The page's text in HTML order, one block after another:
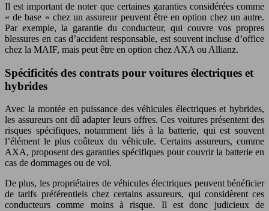
Il est important de noter que certaines garanties considérées comme
« de base » chez un assureur peuvent être en option chez un autre.
Par exemple, la garantie du conducteur, qui couvre vos propres
blessures en cas d’accident responsable, est souvent incluse d’office
chez la MAIF, mais peut être en option chez AXA ou Allianz.
Spécificités des contrats pour voitures électriques et
hybrides
Avec la montée en puissance des véhicules électriques et hybrides,
les assureurs ont dû adapter leurs offres. Ces voitures présentent des
risques spécifiques, notamment liés à la batterie, qui est souvent
l’élément le plus coûteux du véhicule. Certains assureurs, comme
AXA, proposent des garanties spécifiques pour couvrir la batterie en
cas de dommages ou de vol.
De plus, les propriétaires de véhicules électriques peuvent bénéficier
de tarifs préférentiels chez certains assureurs, qui considèrent ces
conducteurs comme moins à risque. Il est donc judicieux de